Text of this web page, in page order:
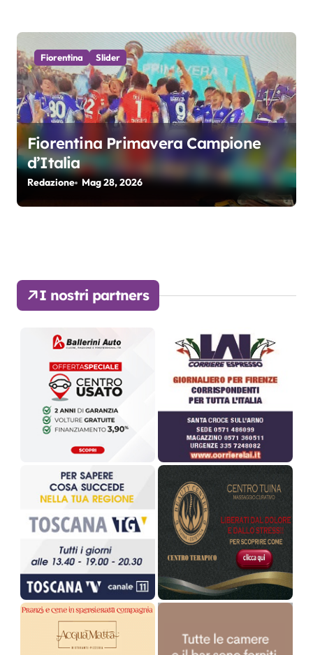
Fiorentina Slider
Fiorentina Primavera Campione
d’Italia
Redazione Mag 28, 2026
I nostri partners